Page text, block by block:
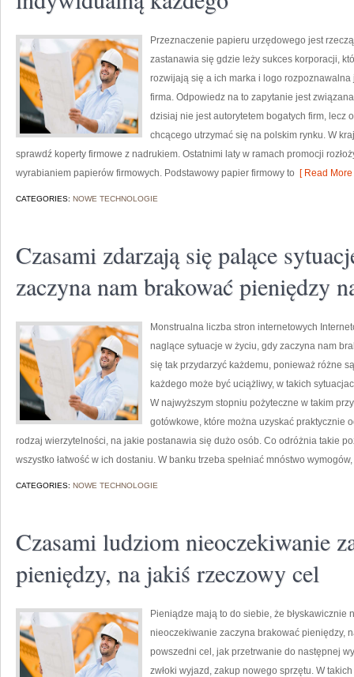
Przeznaczenie papieru urzędowego jest
zastanawia się gdzie leży sukces korporacji,
rozwijają się a ich marka i logo rozpoznawalna
firma. Odpowiedz na to zapytanie jest
dzisiaj nie jest autorytetem bogatych firm, lecz
chcącego utrzymać się na polskim rynku. W
sprawdź koperty firmowe z nadrukiem. Ostatnimi laty w ramach promocji
wyrabianiem papierów firmowych. Podstawowy papier firmowy to [ Read More
CATEGORIES: NOWE TECHNOLOGIE
Czasami zdarzają się palące
zaczyna nam brakować pieniędzy
Monstrualna liczba stron internetowych
naglące sytuacje w życiu, gdy zaczyna nam
się tak przydarzyć każdemu, ponieważ różne
każdego może być uciążliwy, w takich
W najwyższym stopniu pożyteczne w takim
gotówkowe, które można uzyskać praktycznie
rodzaj wierzytelności, na jakie postanawia się dużo osób. Co odróżnia takie
wszystko łatwość w ich dostaniu. W banku trzeba spełniać mnóstwo
CATEGORIES: NOWE TECHNOLOGIE
Czasami ludziom nieoczekiwanie
pieniędzy, na jakiś rzeczowy cel
Pieniądze mają to do siebie, że błyskawicznie
nieoczekiwanie zaczyna brakować pieniędzy,
powszedni cel, jak przetrwanie do następnej
zwłoki wyjazd, zakup nowego sprzętu. W